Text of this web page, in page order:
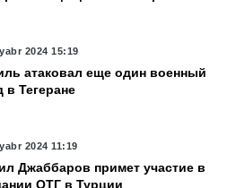
2024 15:19
атаковал еще один военный
в Тегеране
2024 11:19
Джаббаров примет участие в
ОТГ в Турции